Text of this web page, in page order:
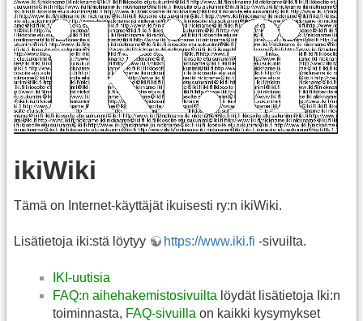
ikiWiki
Tämä on Internet-käyttäjät ikuisesti ry:n ikiWiki.
Lisätietoja iki:stä löytyy https://www.iki.fi -sivuilta.
IKI-uutisia
FAQ:n aihehakemistosivuilta löydät lisätietoja Iki:n
toiminnasta, FAQ-sivuilla on kaikki kysymykset